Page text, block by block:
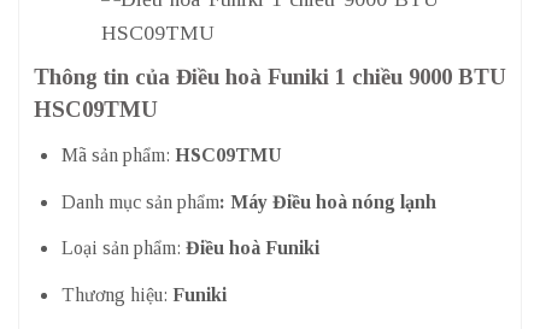
Thông tin của Điều hoà Funiki 1 chiều 9000 BTU
HSC09TMU
Mã sản phẩm: HSC09TMU
Danh mục sản phẩm: Máy Điều hoà nóng lạnh
Loại sản phẩm: Điều hoà Funiki
Thương hiệu: Funiki